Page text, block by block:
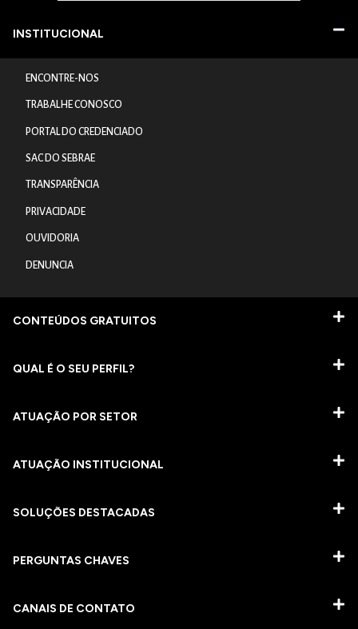
INSTITUCIONAL
ENCONTRE-NOS
TRABALHE CONOSCO
PORTAL DO CREDENCIADO
SAC DO SEBRAE
TRANSPARÊNCIA
PRIVACIDADE
OUVIDORIA
DENUNCIA
CONTEÚDOS GRATUITOS
QUAL É O SEU PERFIL?
ATUAÇÃO POR SETOR
ATUAÇÃO INSTITUCIONAL
SOLUÇÕES DESTACADAS
PERGUNTAS CHAVES​
CANAIS DE CONTATO